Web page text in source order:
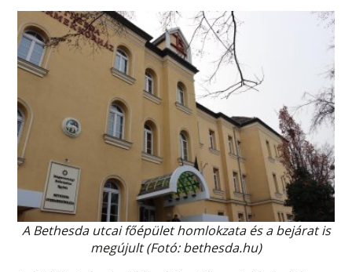
A Bethesda utcai főépület homlokzata és a bejárat is
megújult (Fotó: bethesda.hu)